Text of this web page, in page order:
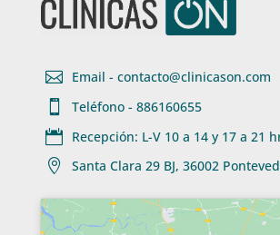
 Email - contacto@clinicason.com

Teléfono - 886160655
 Recepción: L-V 10 a 14 y 17 a 21

Santa Clara 29 BJ, 36002